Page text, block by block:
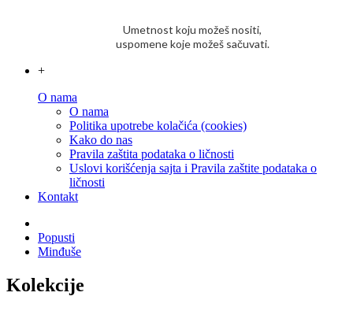
Umetnost koju možeš nositi,
uspomene koje možeš sačuvati.
+
O nama
O nama
Politika upotrebe kolačića (cookies)
Kako do nas
Pravila zaštita podataka o ličnosti
Uslovi korišćenja sajta i Pravila zaštite podataka o
ličnosti
Kontakt
Popusti
Minđuše
Kolekcije